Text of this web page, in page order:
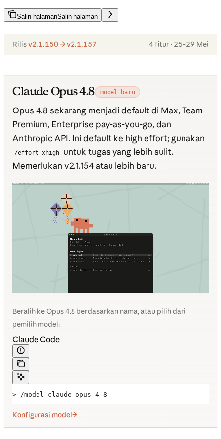
Salin halamanSalin halaman
Rilisv2.1.150 → v2.1.157 4 fitur · 25–29 Mei
Claude Opus 4.8 model baru
Opus 4.8 sekarang menjadi default di Max, Team
Premium, Enterprise pay-as-you-go, dan
Anthropic API. Ini default ke high effort; gunakan
/effort xhigh
untuk tugas yang lebih sulit.
Memerlukan v2.1.154 atau lebih baru.
Beralih ke Opus 4.8 berdasarkan nama, atau pilih dari
pemilih model:
Claude Code
> /model claude-opus-4-8
Konfigurasi model